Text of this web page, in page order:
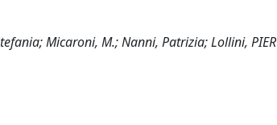
Micaroni, M.; Nanni, Patrizia; Lollini, PIER